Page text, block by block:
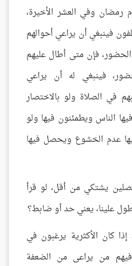
رمضان وفي العشر الأخيرة،
فينبغي أن يراعي أحوالهم
فإن متى أطال عليهم
فينبغي له أن يراعي
في الصلاة ولو بالاختصار
الناس ويطمئنون فيها ولو
عدم الخشوع ويحصل فيها
يشتكي من أقل، لو قرأ
علينا، يعني حد أو ضابط؟
إذا كان الأكثرية يرغبون في
من يراعى من الضعفة